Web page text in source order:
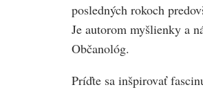
posledných rokoch
Je autorom myšlienky a
Občanológ.
Príďte sa inšpirovať